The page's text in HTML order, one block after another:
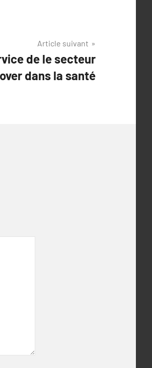
Article suivant
de le secteur
dans la santé